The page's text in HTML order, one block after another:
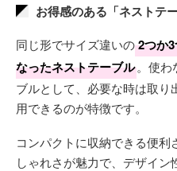
お得感のある「ネストテ
同じ形でサイズ違いの2つか
なったネストテーブル。使わ
ブルとして、必要な時は取
用できるのが特徴です。
コンパクトに収納できる便
しゃれさが魅力で、デザイ